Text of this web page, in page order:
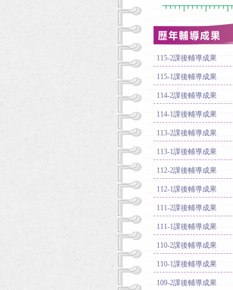
115-2課後輔導成果
115-1課後輔導成果
114-2課後輔導成果
114-1課後輔導成果
113-2課後輔導成果
113-1課後輔導成果
112-2課後輔導成果
112-1課後輔導成果
111-2課後輔導成果
111-1課後輔導成果
110-2課後輔導成果
110-1課後輔導成果
109-2課後輔導成果